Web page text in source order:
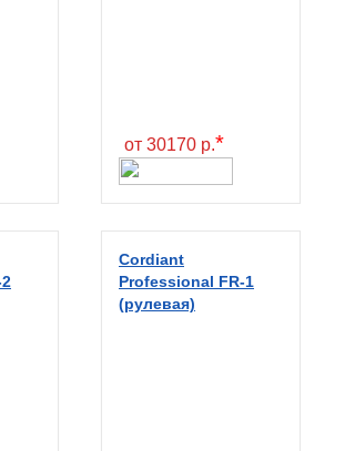
от 30170 р.*
Cordiant
Professional FR-1
(рулевая)